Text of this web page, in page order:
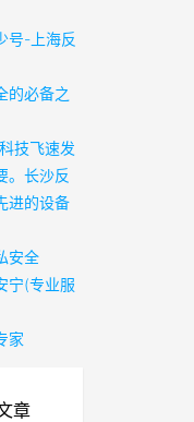
号-上海反
的必备之
技飞速发
。长沙反
进的设备
安全
宁(专业服
家
章